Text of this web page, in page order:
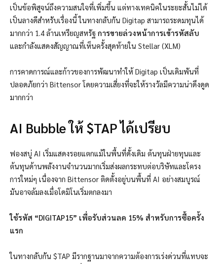
เป็นข้อพิสูจน์ถึงความสนใจที่เพิ่มขึ้น แต่ทางเทคนิคในระยะสั้นไม่ได้
เป็นลางดีสำหรับเรื่องนี้ ในทางกลับกัน Digitap สามารถระดมทุนได้
มากกว่า 1.4 ล้านเหรียญสหรัฐ การขายล่วงหน้าการเข้ารหัสลับ
และกำลังแสดงสัญญาณที่เห็นครั้งสุดท้ายใน Stellar (XLM)
การคาดการณ์และก้าวของการพัฒนาทำให้ Digitap เป็นเดิมพันที่
ปลอดภัยกว่า Bittensor โดยความเสี่ยงที่จะให้รางวัลมีความน่าดึงดูด
มากกว่า
AI Bubble ให้ $TAP ได้เปรียบ
ฟองสบู่ AI เริ่มแสดงรอยแตกแม้ในพื้นที่ดั้งเดิม ต้นทุนฝ่ายทุนและ
ต้นทุนด้านพลังงานจำนวนมากเริ่มส่งผลกระทบต่อบริษัทและโครง
การใหม่ๆ เนื่องจาก Bittensor ติดตั้งอยู่บนพื้นที่ AI อย่างสมบูรณ์
มันอาจล้มลงเมื่อโดมิโนเริ่มตกลงมา
ใช้รหัส “DIGITAP15” เพื่อรับส่วนลด 15% สำหรับการซื้อครั้ง
แรก
ในทางกลับกัน $TAP มีรากฐานมาจากความต้องการเร่งด่วนที่แทบจะ